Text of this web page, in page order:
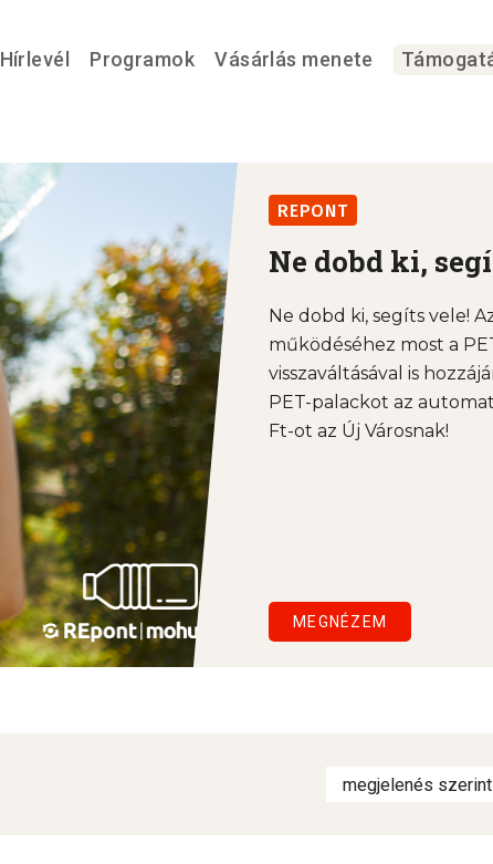
Hírlevél Programok Vásárlás menete
REPONT
Ne dobd ki,
Ne dobd ki, segíts vele!
működéséhez most a
visszaváltásával is
PET-palackot az
Ft-ot az Új Városnak!
MEGNÉZEM